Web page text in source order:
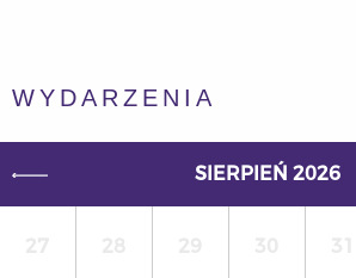
WYDARZENIA
SIERPIEŃ 2026